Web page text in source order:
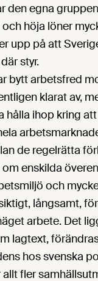
den egna
höja löner
upp på att
styr.
bytt arbetsfred
klarat av,
hålla ihop kring
de regelrätta
enskilda
och
långsamt,
arbete. Det
lagtext,
hos svenska
fler